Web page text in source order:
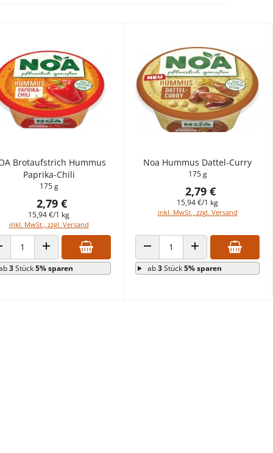
Brotaufstrich Hummus
Paprika-Chili
175 g
2,79 €
15,94 €/1 kg
inkl. MwSt., zzgl. Versand
VERRINGERN
ANZAHL ERHÖHEN
3Stück5% sparen
Noa Hummus Dattel-Curry
175 g
2,79 €
15,94 €/1 kg
inkl. MwSt., zzgl. Versand
ANZAHL VERRINGERNANZAHL ERHÖHEN
ab3Stück5% sparen